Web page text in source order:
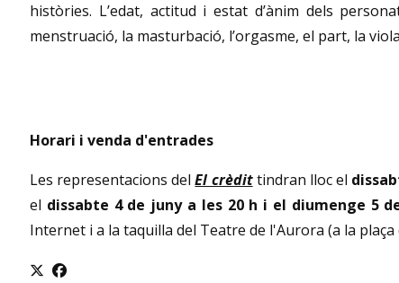
històries. L’edat, actitud i estat d’ànim dels
menstruació, la masturbació, l’orgasme, el part, la
Horari i venda d'entrades
Les representacions delEl crèdit tindran lloc el
el dissabte 4 de juny a les 20 h i el diumenge 5
Internet i a la taquilla del Teatre de l'Aurora (a la